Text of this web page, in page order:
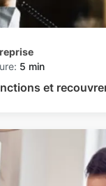
5 min
et